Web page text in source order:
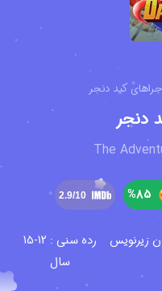
کید دنجر
دنجر
The
85
%
2.9/10
- بدون زیرنویس
رده سنی : 12-15
سال